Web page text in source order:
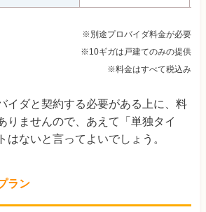
※別途プロバイダ料金が必要
※10ギガは戸建てのみの提供
※料金はすべて税込み
イダと契約する必要がある上に、料
りませんので、あえて「単独タイ
はないと言ってよいでしょう。
ラン